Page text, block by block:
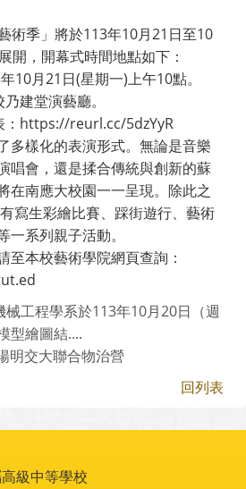
術季」將於113年10月21日至10
開，開幕式時間地點如下：
10月21日(星期一)上午10點。
建堂演藝廳。
：https://reurl.cc/5dzYyR
多樣化的表演形式。無論是音樂
唱會，還是揉合傳統與創新的蘇
在南應大校園一一呈現。除此之
寫生彩繪比賽、踩街遊行、藝術
系列親子活動。
至本校藝術學院網頁查詢：
械工程學系於113年10月20日（週
型繪圖結....
明交大聯合物治營
回列表
級中等學校